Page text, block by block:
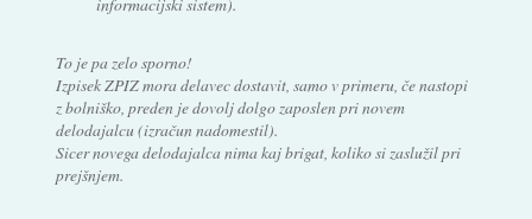
To je pa zelo sporno!
Izpisek ZPIZ mora delavec dostavit, samo v primeru, če nastopi
z bolniško, preden je dovolj dolgo zaposlen pri novem
delodajalcu (izračun nadomestil).
Sicer novega delodajalca nima kaj brigat, koliko si zaslužil pri
prejšnjem.